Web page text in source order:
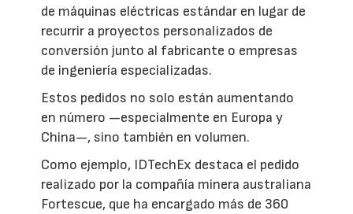
de máquinas eléctricas estándar en lugar de
recurrir a proyectos personalizados de
conversión junto al fabricante o empresas
de ingeniería especializadas.
Estos pedidos no solo están aumentando
en número —especialmente en Europa y
China—, sino también en volumen.
Como ejemplo, IDTechEx destaca el pedido
realizado por la compañía minera australiana
Fortescue, que ha encargado más de 360